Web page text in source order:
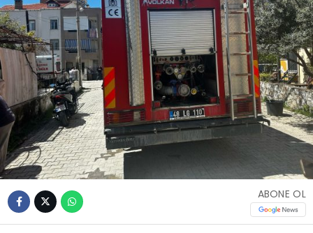
Facebook
Instagram
Youtube
ABONE OL